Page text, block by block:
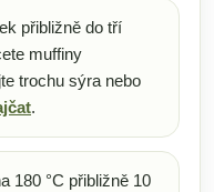
přibližně do tří
muffiny
trochu sýra nebo
.
180 °C přibližně 10